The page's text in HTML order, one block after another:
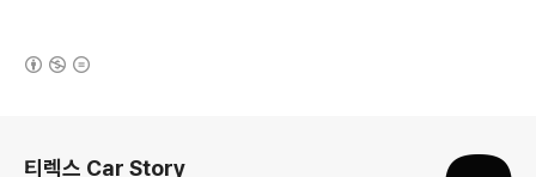
티렉스 Car Story